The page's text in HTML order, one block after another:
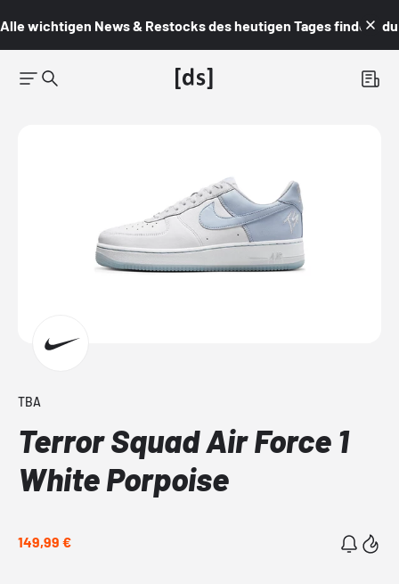
Alle wichtigen News & Restocks des heutigen Tages findest du
TBA
Terror Squad Air Force 1
White Porpoise
149,99 €